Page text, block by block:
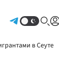
в Сеуте